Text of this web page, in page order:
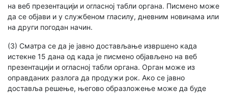
на веб презентацији и огласној табли органа. Писмено може
да се објави и у службеном гласилу, дневним новинама или
на други погодан начин.
(3) Сматра се да је јавно достављање извршено када
истекне 15 дана од када је писмено објављено на веб
презентацији и огласној табли органа. Орган може из
оправданих разлога да продужи рок. Ако се јавно
доставља решење, његово образложење може да буде